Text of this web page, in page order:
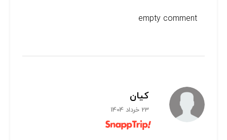
empty comment
کیان
23 خرداد 1404